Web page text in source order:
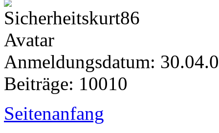
Anmeldungsdatum:
Beiträge: 10010
Seitenanfang